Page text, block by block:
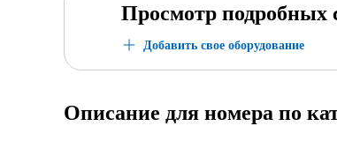
Просмотр подробных
Добавить свое оборудование
Описание для номера по